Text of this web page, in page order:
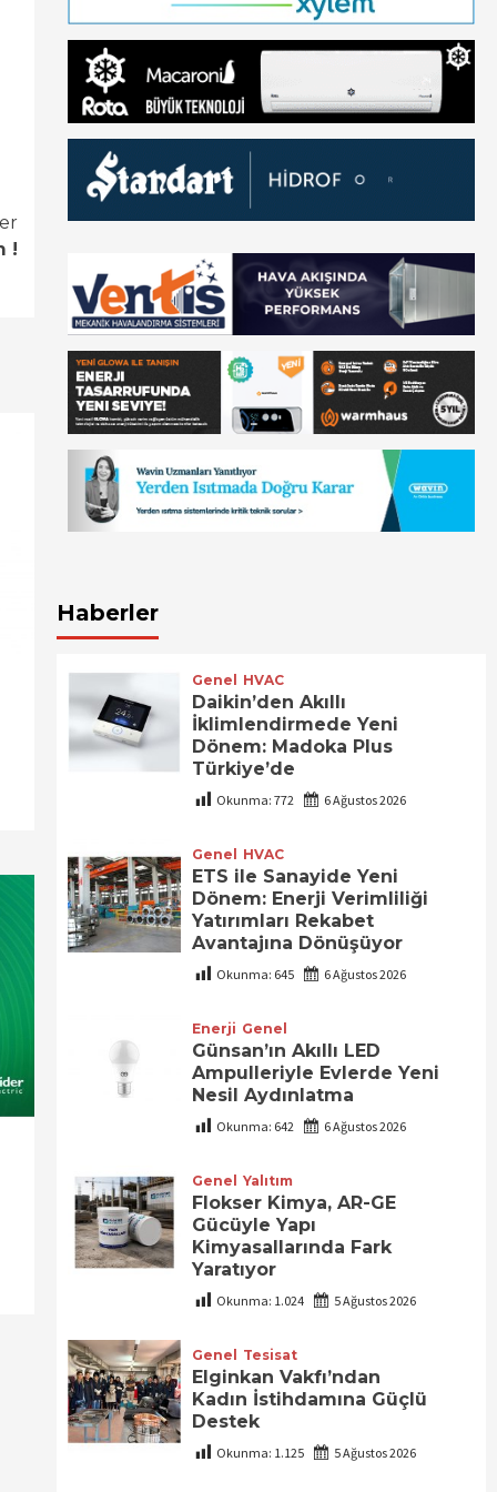
!
Haberler
Genel HVAC
Daikin’den Akıllı
İklimlendirmede Yeni
Dönem: Madoka Plus
Türkiye’de
Okunma:772 6 Ağustos 2026
Genel HVAC
ETS ile Sanayide Yeni
Dönem: Enerji Verimliliği
Yatırımları Rekabet
Avantajına Dönüşüyor
Okunma: 645 6 Ağustos 2026
Enerji Genel
Günsan’ın Akıllı LED
Ampulleriyle Evlerde Yeni
Nesil Aydınlatma
Okunma: 642 6 Ağustos 2026
Genel Yalıtım
Flokser Kimya, AR-GE
Gücüyle Yapı
Kimyasallarında Fark
Yaratıyor
Okunma: 1.024 5 Ağustos 2026
Genel Tesisat
Elginkan Vakfı’ndan
Kadın İstihdamına Güçlü
Destek
Okunma: 1.125 5 Ağustos 2026